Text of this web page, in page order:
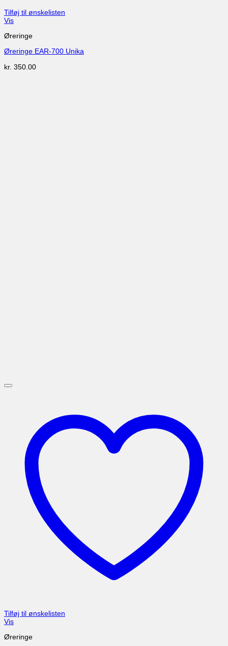
Tilføj til ønskelisten
Vis
Øreringe
Øreringe EAR-700 Unika
kr. 350.00
Tilføj til ønskelisten
Vis
Øreringe